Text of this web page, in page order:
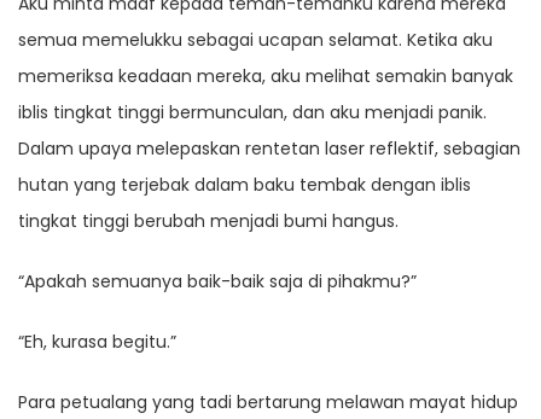
semua memelukku sebagai ucapan selamat. Ketika aku
memeriksa keadaan mereka, aku melihat semakin banyak
iblis tingkat tinggi bermunculan, dan aku menjadi panik.
Dalam upaya melepaskan rentetan laser reflektif, sebagian
hutan yang terjebak dalam baku tembak dengan iblis
tingkat tinggi berubah menjadi bumi hangus.
“Apakah semuanya baik-baik saja di pihakmu?”
“Eh, kurasa begitu.”
Para petualang yang tadi bertarung melawan mayat hidup